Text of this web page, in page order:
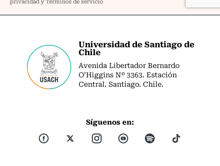
Universidad de Santiago de
Chile
Avenida Libertador Bernardo
O’Higgins Nº 3363. Estación
Central. Santiago. Chile.
Síguenos en: